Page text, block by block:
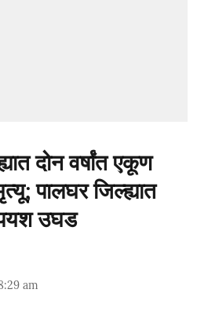
दोन वर्षांत एकूण
पालघर जिल्ह्यात
उघड
am